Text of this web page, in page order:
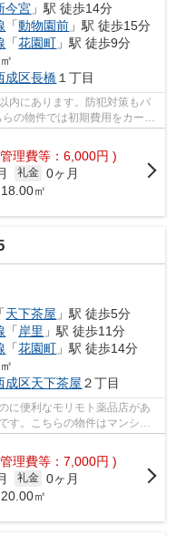
今宮 」駅 徒歩14分
「動物園前 」駅 徒歩15分
「花園町 」駅 徒歩9分
成区長橋１丁目
内にあります。防犯対策もバ
の物件では初期費用をカード
理費等：6,000円 )
礼金 0ヶ月
㎡
「天下茶屋 」駅 徒歩5分
「 岸里 」駅 徒歩11分
「花園町 」駅 徒歩14分
成区天下茶屋 ２丁目
に便利なモリモト薬品店があ
す。こちらの物件はマンショ
理費等：7,000円 )
礼金 0ヶ月
㎡